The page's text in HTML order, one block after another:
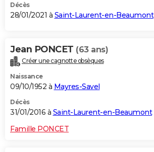
Décès
28/01/2021 à Saint-Laurent-en-Beaumont
Jean PONCET (63 ans)
Créer une cagnotte obsèques
Naissance
09/10/1952 à Mayres-Savel
Décès
31/01/2016 à Saint-Laurent-en-Beaumont
Famille PONCET